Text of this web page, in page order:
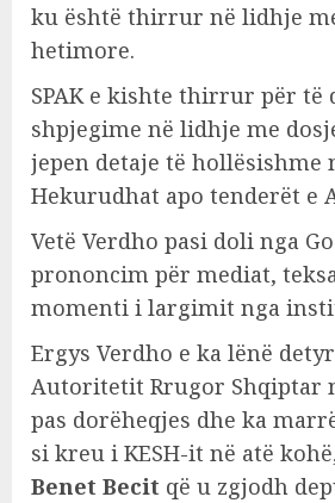
ku është thirrur në lidhje
hetimore.
SPAK e kishte thirrur për të
shpjegime në lidhje me
jepen detaje të hollësishme
Hekurudhat apo tenderët e
Vetë Verdho pasi doli nga
prononcim për mediat,
momenti i largimit nga
Ergys Verdho e ka lënë
Autoritetit Rrugor Shqiptar
pas dorëheqjes dhe ka
si kreu i KESH-it në atë
Benet Becit që u zgjodh